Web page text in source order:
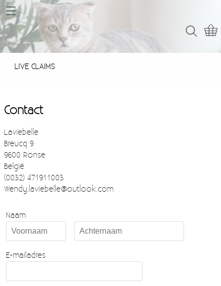
Home
Webshop
LIVE CLAIMS
Contact
Laviebelle
Breucq 9
9600 Ronse
België
(0032) 471911003
Wendy.laviebelle@outlook.com
Naam
E-mailadres